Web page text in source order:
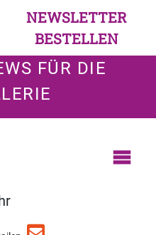
NEWSLETTER
BESTELLEN
FÜR DIE